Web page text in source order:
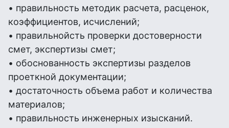
• правильность методик расчета, расценок,
коэффициентов, исчислений;
• правильнойсть проверки достоверности
смет, экспертизы смет;
• обоснованность экспертизы разделов
проеткной документации;
• достаточность объема работ и количества
материалов;
• правильность инженерных изысканий.